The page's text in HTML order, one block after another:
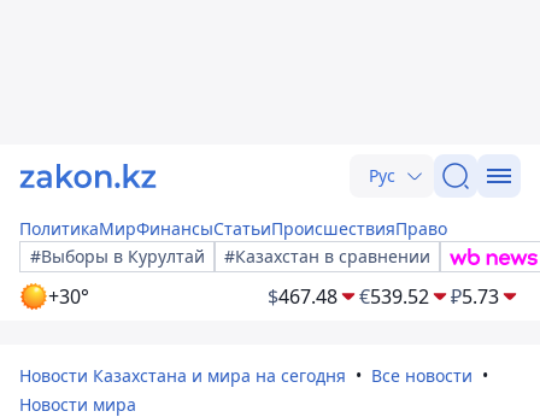
Рус
ПолитикаМирФинансыСтатьиПроисшествияПраво
#Выборы в Курултай
#Казахстан в сравнении
+30° $467.48 €539.52 ₽5.73
Новости Казахстана и мира на сегодня
Все новости
Новости мира